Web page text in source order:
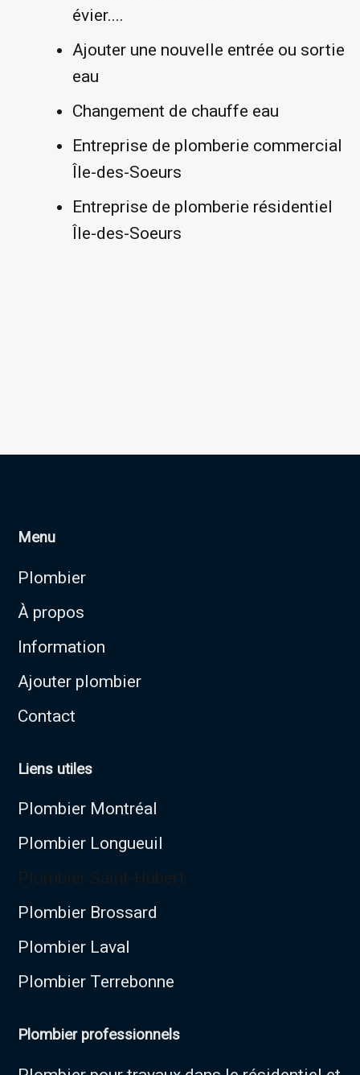
évier....
Ajouter une nouvelle entrée ou sortie
eau
Changement de chauffe eau
Entreprise de plomberie commercial
Île-des-Soeurs
Entreprise de plomberie résidentiel
Île-des-Soeurs
Menu
Plombier
À propos
Information
Ajouter plombier
Contact
Liens utiles
Plombier Montréal
Plombier Longueuil
Plombier Saint-Hubert
Plombier Brossard
Plombier Laval
Plombier Terrebonne
Plombier professionnels